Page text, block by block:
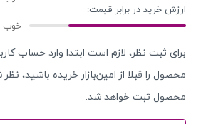
ارزش خرید در برابر قیمت:
برای ثبت نظر، لازم است ابتدا وارد حساب
محصول را قبلا از امین‌بازار خریده باشید،
محصول ثبت خواهد شد.